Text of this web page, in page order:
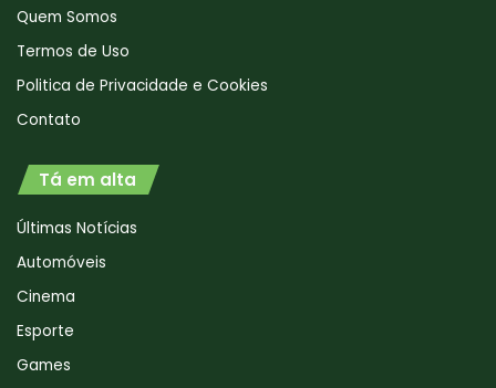
Quem Somos
Termos de Uso
Politica de Privacidade e Cookies
Contato
Tá em alta
Últimas Notícias
Automóveis
Cinema
Esporte
Games